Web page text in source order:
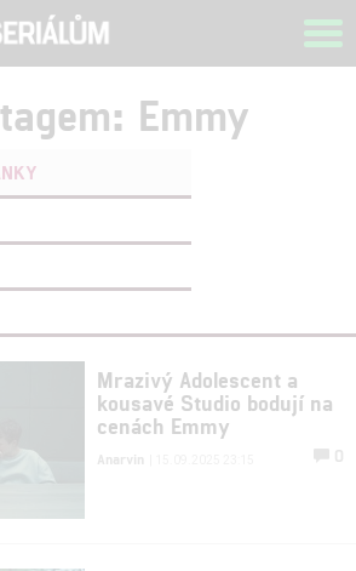
Emmy
Mrazivý Adolescent a
kousavé Studio bodují na
cenách Emmy
Anarvin 0